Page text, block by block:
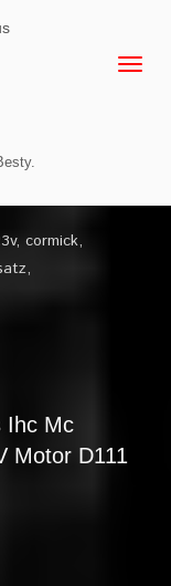
.
, cormick,
,
Ihc Mc
Motor D111